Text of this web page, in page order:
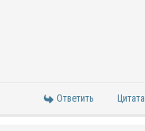
Ответить Цитата